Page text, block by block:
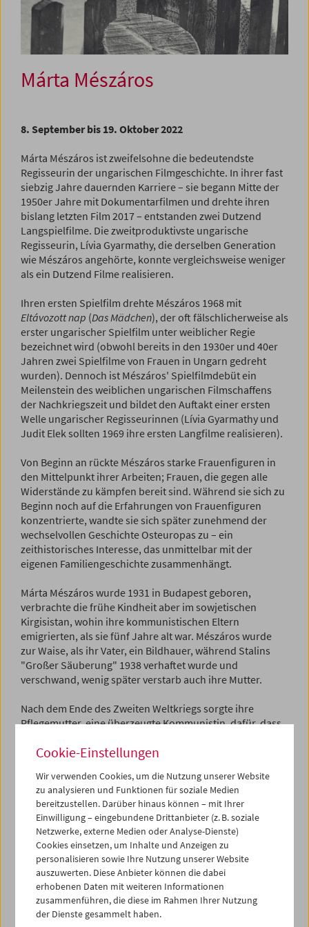
Márta Mészáros
8. September bis 19. Oktober 2022
Márta Mészáros ist zweifelsohne die bedeutendste
Regisseurin der ungarischen Filmgeschichte. In ihrer fast
siebzig Jahre dauernden Karriere – sie begann Mitte der
1950er Jahre mit Dokumentarfilmen und drehte ihren
bislang letzten Film 2017 – entstanden zwei Dutzend
Langspielfilme. Die zweitproduktivste ungarische
Regisseurin, Lívia Gyarmathy, die derselben Generation
wie Mészáros angehörte, konnte vergleichsweise weniger
als ein Dutzend Filme realisieren.
Ihren ersten Spielfilm drehte Mészáros 1968 mit
Eltávozott nap (Das Mädchen), der oft fälschlicherweise als
erster ungarischer Spielfilm unter weiblicher Regie
bezeichnet wird (obwohl bereits in den 1930er und 40er
Jahren zwei Spielfilme von Frauen in Ungarn gedreht
wurden). Dennoch ist Mészáros' Spielfilmdebüt ein
Meilenstein des weiblichen ungarischen Filmschaffens
der Nachkriegszeit und bildet den Auftakt einer ersten
Welle ungarischer Regisseurinnen (Lívia Gyarmathy und
Judit Elek sollten 1969 ihre ersten Langfilme realisieren).
Von Beginn an rückte Mészáros starke Frauenfiguren in
den Mittelpunkt ihrer Arbeiten; Frauen, die gegen alle
Widerstände zu kämpfen bereit sind. Während sie sich zu
Beginn noch auf die Erfahrungen von Frauenfiguren
konzentrierte, wandte sie sich später zunehmend der
wechselvollen Geschichte Osteuropas zu – ein
zeithistorisches Interesse, das unmittelbar mit der
eigenen Familiengeschichte zusammenhängt.
Márta Mészáros wurde 1931 in Budapest geboren,
verbrachte die frühe Kindheit aber im sowjetischen
Kirgisistan, wohin ihre kommunistischen Eltern
emigrierten, als sie fünf Jahre alt war. Mészáros wurde
zur Waise, als ihr Vater, ein Bildhauer, während Stalins
"Großer Säuberung" 1938 verhaftet wurde und
verschwand, wenig später verstarb auch ihre Mutter.
Nach dem Ende des Zweiten Weltkriegs sorgte ihre
Pflegemutter, eine überzeugte Kommunistin, dafür, dass
abschließen konnte. Nach einem erfolglosen Versuch, an
gelang es ihr, ein Stipendium zu erhalten und sich einen
Platz an der berühmten Moskauer Filmhochschule (VGIK)
zu sichern. 1958 kehrte Mészáros endgültig nach Ungarn
zurück und begann ihre Ausbildung in einem
Dokumentarfilmstudio, wo sie Dokumentationen und
Lehrfilme drehte. In ihrer autobiografischen Tagebuch
Trilogie (1984–1990) sollte sie später diese prägenden
Erfahrungen der unmittelbaren Nachkriegsjahre
dramatisieren. Obwohl sie bereits 1963 mit der Arbeit an
dieser autobiografischen Erzählreihe begann, sollte es
Cookie-Einstellungen
Wir verwenden Cookies, um die Nutzung unserer Website
zu analysieren und Funktionen für soziale Medien
bereitzustellen. Darüber hinaus können – mit Ihrer
Einwilligung – eingebundene Drittanbieter (z. B. soziale
Netzwerke, externe Medien oder Analyse-Dienste)
Cookies einsetzen, um Inhalte und Anzeigen zu
personalisieren sowie Ihre Nutzung unserer Website
auszuwerten. Diese Anbieter können die dabei
erhobenen Daten mit weiteren Informationen
zusammenführen, die diese im Rahmen Ihrer Nutzung
der Dienste gesammelt haben.